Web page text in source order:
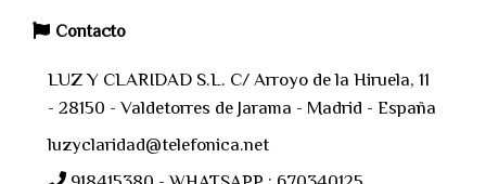
Contacto
LUZ Y CLARIDAD S.L. C/ Arroyo de la Hiruela, 11
- 28150 - Valdetorres de Jarama - Madrid - España
luzyclaridad@telefonica.net